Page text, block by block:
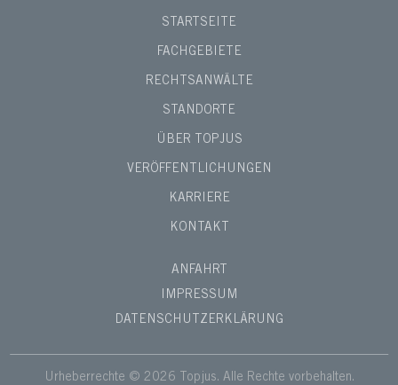
STARTSEITE
FACHGEBIETE
RECHTSANWÄLTE
STANDORTE
ÜBER TOPJUS
VERÖFFENTLICHUNGEN
KARRIERE
KONTAKT
ANFAHRT
IMPRESSUM
DATENSCHUTZERKLÄRUNG
Urheberrechte © 2026 Topjus. Alle Rechte vorbehalten.